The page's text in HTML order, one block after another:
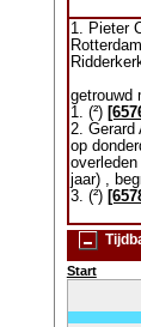
1. Pieter
getrouwd
1. (²)
2. Gerard
op
jaar) ,
3. (²)
Start